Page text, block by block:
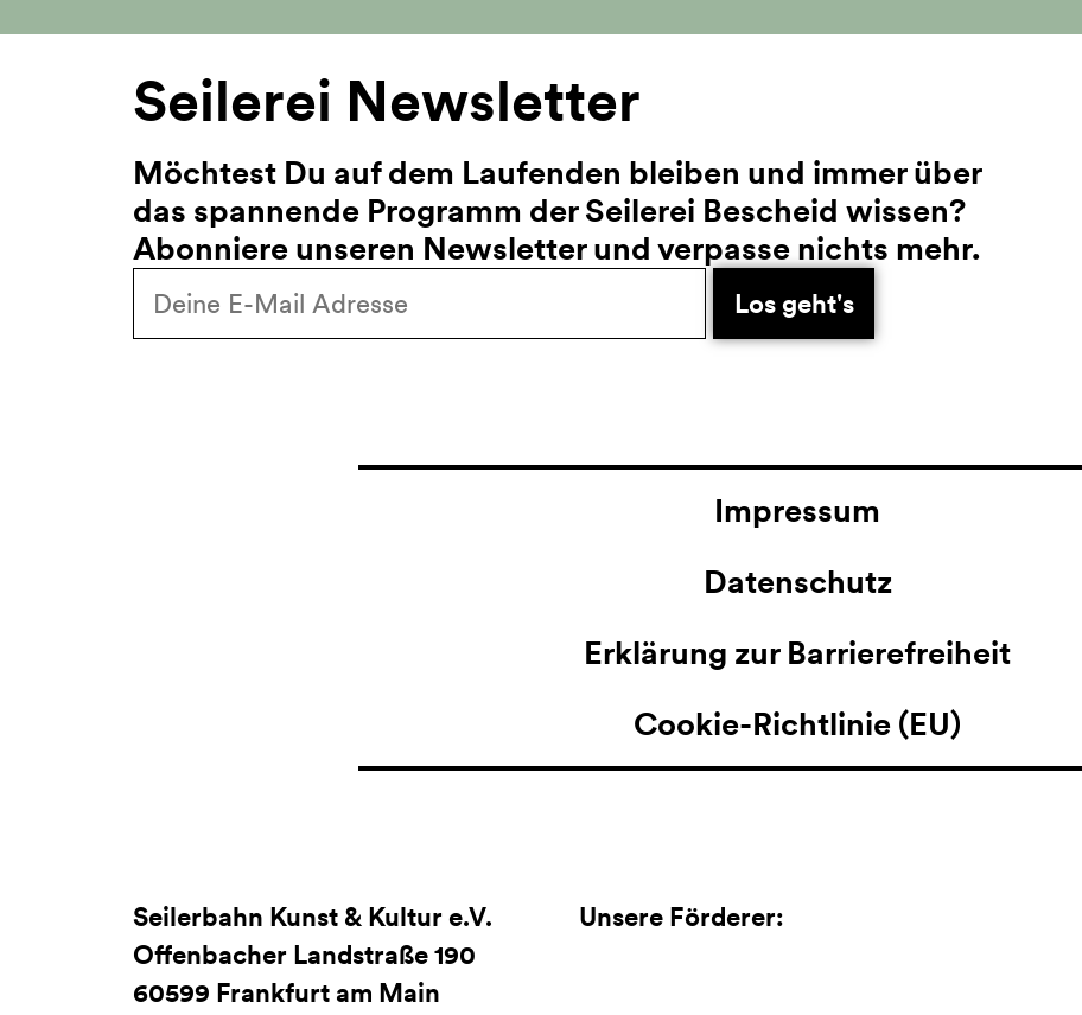
Seilerei Newsletter
Möchtest Du auf dem Laufenden bleiben und immer über
das spannende Programm der Seilerei Bescheid wissen?
Abonniere unseren Newsletter und verpasse nichts mehr.
Los geht's
Impressum
Datenschutz
Erklärung zur Barrierefreiheit
Cookie-Richtlinie (EU)
Seilerbahn Kunst & Kultur e.V.
Offenbacher Landstraße 190
60599 Frankfurt am Main
Unsere Förderer: